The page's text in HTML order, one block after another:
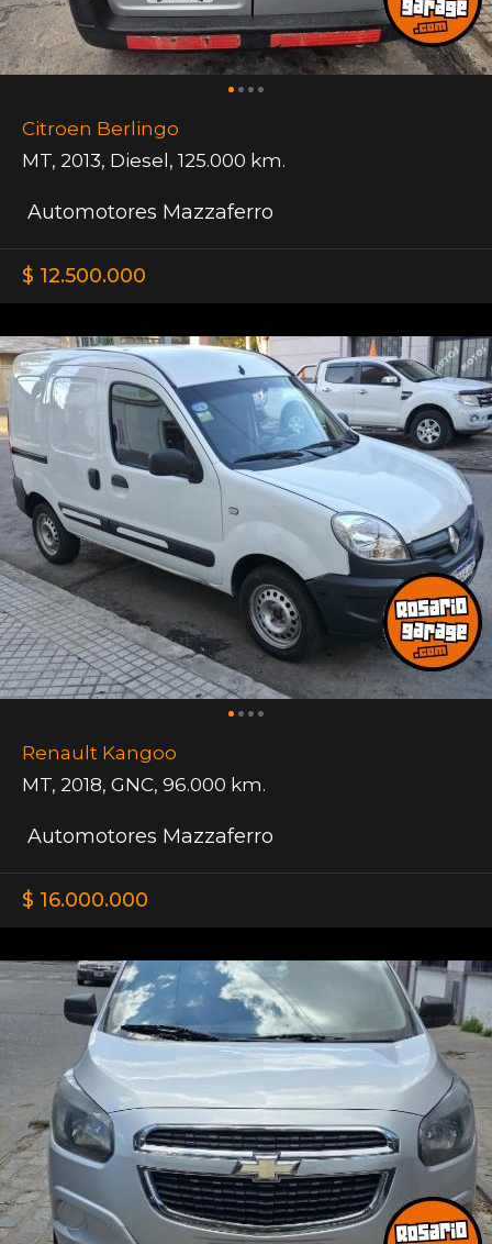
Citroen Berlingo
MT, 2013, Diesel, 125.000 km.
Automotores Mazzaferro
$ 12.500.000
Renault Kangoo
MT, 2018, GNC, 96.000 km.
Automotores Mazzaferro
$ 16.000.000